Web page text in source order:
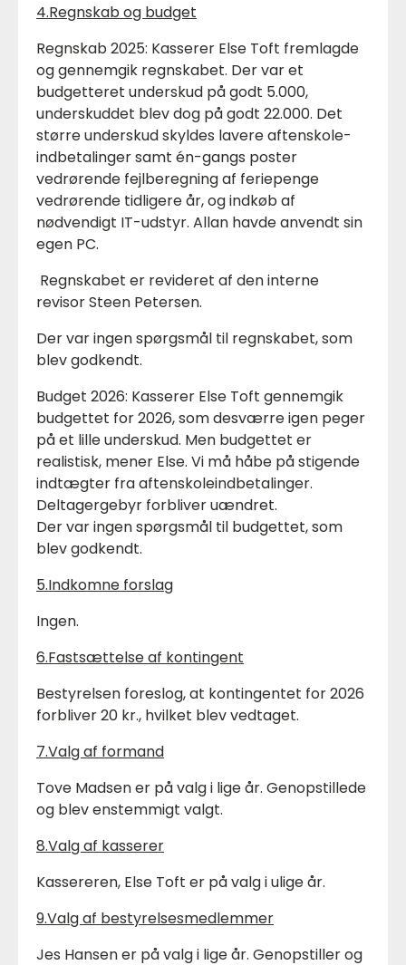
4.Regnskab og budget
Regnskab 2025: Kasserer Else Toft fremlagde
og gennemgik regnskabet. Der var et
budgetteret underskud på godt 5.000,
underskuddet blev dog på godt 22.000. Det
større underskud skyldes lavere aftenskole-
indbetalinger samt én-gangs poster
vedrørende fejlberegning af feriepenge
vedrørende tidligere år, og indkøb af
nødvendigt IT-udstyr. Allan havde anvendt sin
egen PC.
Regnskabet er revideret af den interne
revisor Steen Petersen.
Der var ingen spørgsmål til regnskabet, som
blev godkendt.
Budget 2026: Kasserer Else Toft gennemgik
budgettet for 2026, som desværre igen peger
på et lille underskud. Men budgettet er
realistisk, mener Else. Vi må håbe på stigende
indtægter fra aftenskoleindbetalinger.
Deltagergebyr forbliver uændret.
Der var ingen spørgsmål til budgettet, som
blev godkendt.
5.Indkomne forslag
Ingen.
6.Fastsættelse af kontingent
Bestyrelsen foreslog, at kontingentet for 2026
forbliver 20 kr., hvilket blev vedtaget.
7.Valg af formand
Tove Madsen er på valg i lige år. Genopstillede
og blev enstemmigt valgt.
8.Valg af kasserer
Kassereren, Else Toft er på valg i ulige år.
9.Valg af bestyrelsesmedlemmer
Jes Hansen er på valg i lige år. Genopstiller og